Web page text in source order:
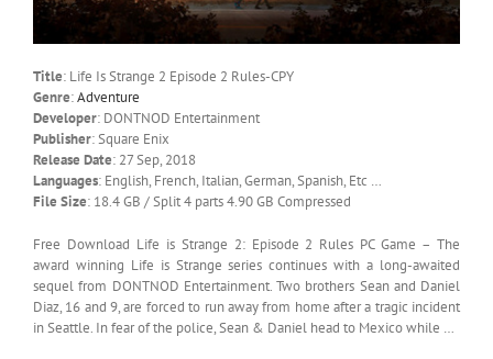
Title: Life Is Strange 2 Episode 2 Rules-CPY
Genre:Adventure
Developer: DONTNOD Entertainment
Publisher: Square Enix
Release Date: 27 Sep, 2018
Languages: English, French, Italian, German, Spanish, Etc …
File Size: 18.4 GB / Split 4 parts 4.90 GB Compressed
Free Download Life is Strange 2: Episode 2 Rules PC Game – The
award winning Life is Strange series continues with a long-awaited
sequel from DONTNOD Entertainment. Two brothers Sean and Daniel
Diaz, 16 and 9, are forced to run away from home after a tragic incident
in Seattle. In fear of the police, Sean & Daniel head to Mexico while …